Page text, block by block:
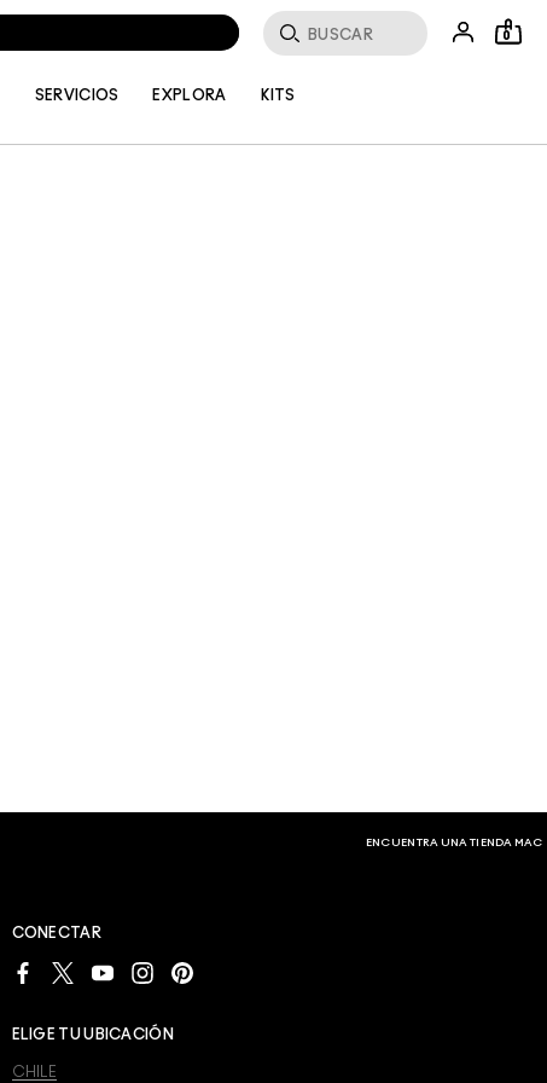
Buscar
0
SERVICIOS EXPLORA KITS
ENCUENTRA UNA TIENDA MAC
CONECTAR
ELIGE TU UBICACIÓN
CHILE